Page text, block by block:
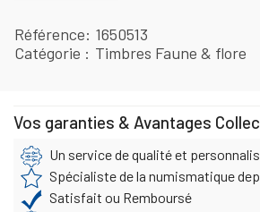
Référence 1650513
Catégorie
Timbres Faune & flore
Vos garanties & Avantages
Un service de qualité et
Spécialiste de la numismatique
Satisfait ou Remboursé